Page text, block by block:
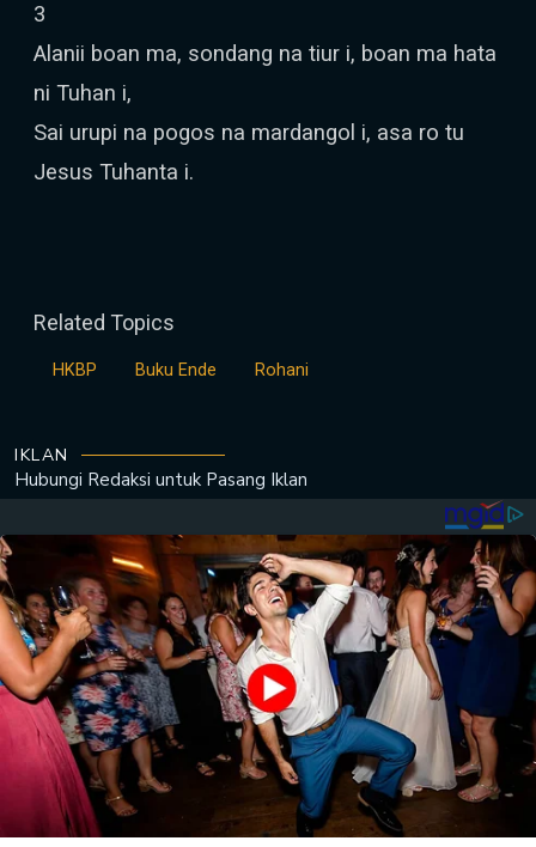
3
Alanii boan ma, sondang na tiur i, boan ma hata
ni Tuhan i,
Sai urupi na pogos na mardangol i, asa ro tu
Jesus Tuhanta i.
Related Topics
HKBP Buku Ende Rohani
IKLAN
Hubungi Redaksi untuk Pasang Iklan